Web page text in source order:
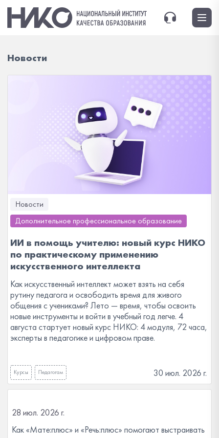
Новости
Новости
Дополнительное профессиональное образование
ИИ в помощь учителю: новый курс НИКО
по практическому применению
искусственного интеллекта
Как искусственный интеллект может взять на себя
рутину педагога и освободить время для живого
общения с учениками? Лето — время, чтобы освоить
новые инструменты и войти в учебный год легче. 4
августа стартует новый курс НИКО: 4 модуля, 72 часа,
эксперты в педагогике и цифровом праве.
Курсы Педагогам 30 июл. 2026 г.
28 июл. 2026 г.
Как «Мате:плюс» и «Речь:плюс» помогают выстраивать